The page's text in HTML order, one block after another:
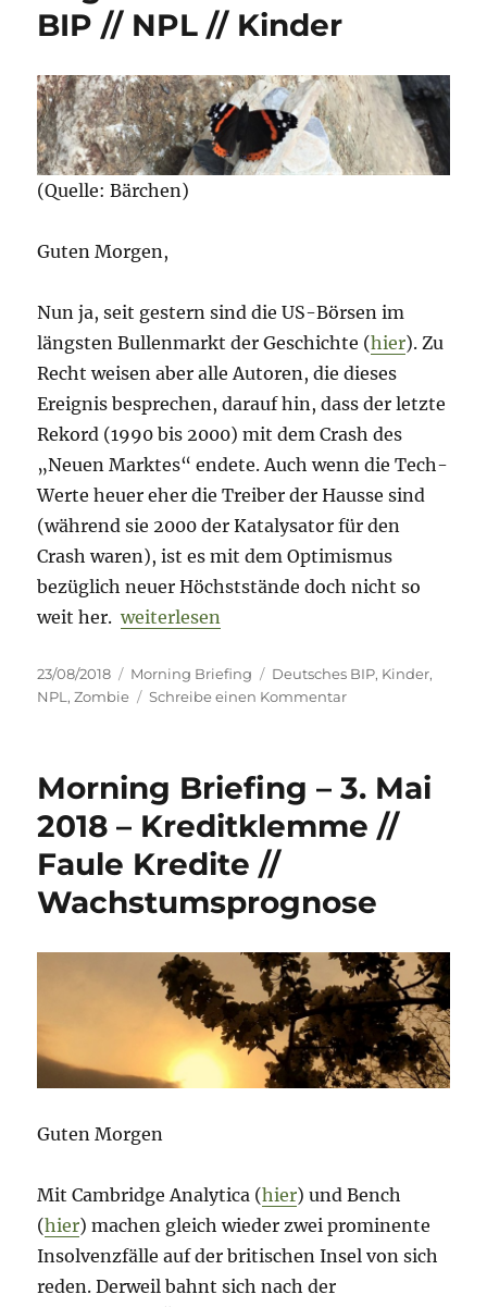
–
Italien
Griechenland
//
Türkei
BIP // NPL // Kinder
(Quelle: Bärchen)
Guten Morgen,
Nun ja, seit gestern sind die US-Börsen im
längsten Bullenmarkt der Geschichte (hier). Zu
Recht weisen aber alle Autoren, die dieses
Ereignis besprechen, darauf hin, dass der letzte
Rekord (1990 bis 2000) mit dem Crash des
„Neuen Marktes“ endete. Auch wenn die Tech-
Werte heuer eher die Treiber der Hausse sind
(während sie 2000 der Katalysator für den
Crash waren), ist es mit dem Optimismus
bezüglich neuer Höchststände doch nicht so
weit her.„Morning Briefing – 23. August 2018 –
weiterlesen
Veröffentlicht
am
23/08/2018 Kategorien
Morning Briefing Schlagwörter
Deutsches BIP, Kinder,
NPL,Zombie Schreibe einen Kommentarzu
23.
August
2018
BIP
//
Kinder
Morning Briefing – 3. Mai
2018 – Kreditklemme //
Faule Kredite //
Wachstumsprognose
Guten Morgen
Mit Cambridge Analytica (hier) und Bench
(hier) machen gleich wieder zwei prominente
Insolvenzfälle auf der britischen Insel von sich
reden. Derweil bahnt sich nach der